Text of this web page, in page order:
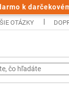
k
OTÁZKY